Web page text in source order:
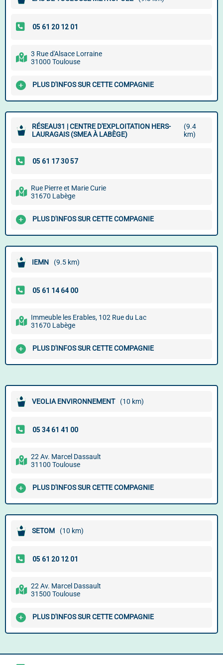
3 Rue d'Alsace Lorraine
31000 Toulouse
PLUS D'INFOS SUR CETTE COMPAGNIE
RÉSEAU31 | CENTRE D'EXPLOITATION HERS-
LAURAGAIS (SMEA À LABÈGE)
(9.4
km)
Rue Pierre et Marie Curie
31670 Labège
PLUS D'INFOS SUR CETTE COMPAGNIE
IEMN (9.5 km)
Immeuble les Erables, 102 Rue du Lac
31670 Labège
PLUS D'INFOS SUR CETTE COMPAGNIE
VEOLIA ENVIRONNEMENT (10 km)
22 Av. Marcel Dassault
31100 Toulouse
PLUS D'INFOS SUR CETTE COMPAGNIE
SETOM (10 km)
22 Av. Marcel Dassault
31500 Toulouse
PLUS D'INFOS SUR CETTE COMPAGNIE